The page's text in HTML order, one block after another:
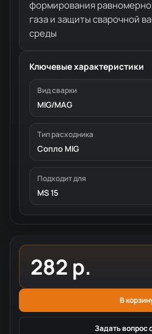
формирования
газа и защиты сварочной
среды
Ключевые характеристики
Вид сварки
MIG/MAG
Тип расходника
Сопло MIG
Подходит для
MS 15
282 р.
В
Задать вопрос